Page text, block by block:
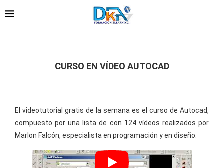
CURSO EN VÍDEO AUTOCAD
El videotutorial gratis de la semana es el curso de Autocad,
compuesto por una lista de con 124 vídeos realizados por
Marlon Falcón, especialista en programación y en diseño.